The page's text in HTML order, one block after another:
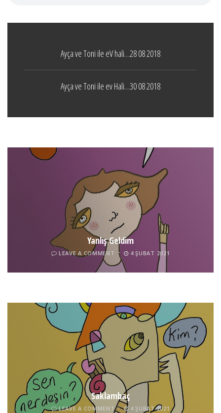
Ayça ve Toni ile eV hali…28 08 2018
Ayça ve Toni ile ev Hali…30 08 2018
Yanlış Geldim
LEAVE A COMMENT 4 ŞUBAT 2021
Tel İnsan
LEAVE A COMMENT 4 ŞUBAT 2021
Saklambaç
LEAVE A COMMENT 4 ŞUBAT 2021